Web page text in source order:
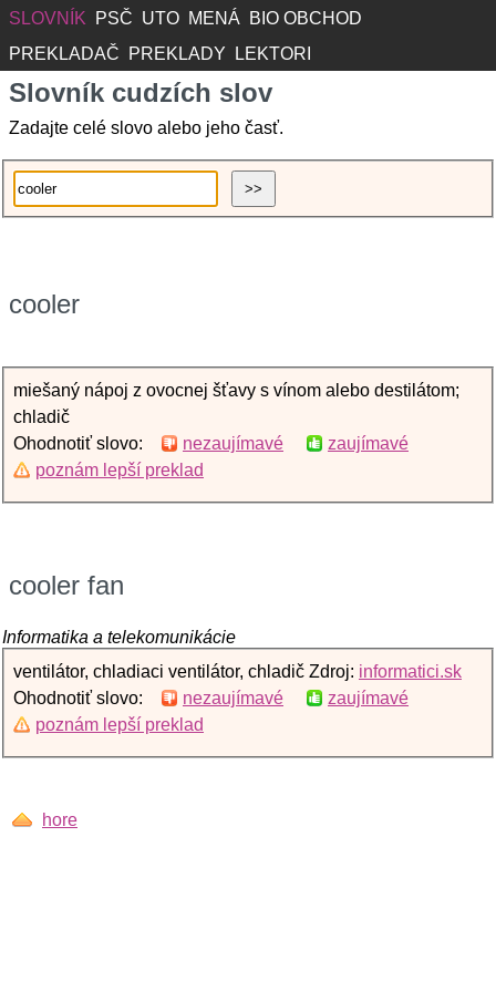
SLOVNÍK PSČ UTO MENÁ
BIO OBCHOD
PREKLADAČ
PREKLADY LEKTORI
Slovník cudzích slov
Zadajte celé slovo alebo jeho časť.
cooler
miešaný nápoj z ovocnej šťavy s vínom alebo destilátom;
chladič
Ohodnotiť slovo:
nezaujímavé
zaujímavé
poznám lepší preklad
cooler fan
Informatika a telekomunikácie
ventilátor, chladiaci ventilátor, chladič Zdroj: informatici.sk
Ohodnotiť slovo:
nezaujímavé
zaujímavé
poznám lepší preklad
hore